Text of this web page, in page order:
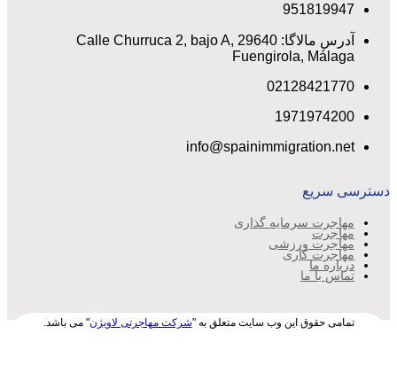
951819947
آدرس مالاگا: Calle Churruca 2, bajo A, 29640
Fuengirola, Málaga
02128421770
1971974200
info@spainimmigration.net
دسترسی سریع
مهاجرت سرمایه گذاری
مهاجرت
مهاجرت ورزشی
مهاجرت کاری
درباره ما
تماس با ما
تمامی حقوق این وب سایت متعلق به "شرکت مهاجرتی لاویژن" می باشد.